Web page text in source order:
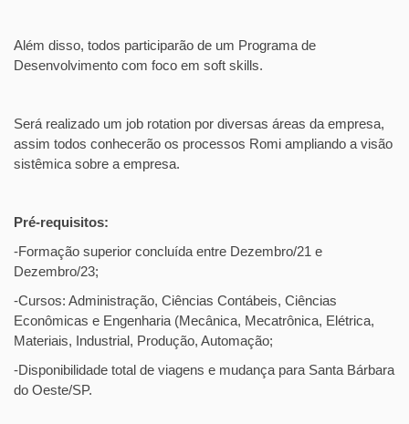
Além disso, todos participarão de um Programa de
Desenvolvimento com foco em soft skills.
Será realizado um job rotation por diversas áreas da empresa,
assim todos conhecerão os processos Romi ampliando a visão
sistêmica sobre a empresa.
Pré-requisitos:
-Formação superior concluída entre Dezembro/21 e
Dezembro/23;
-Cursos: Administração, Ciências Contábeis, Ciências
Econômicas e Engenharia (Mecânica, Mecatrônica, Elétrica,
Materiais, Industrial, Produção, Automação;
-Disponibilidade total de viagens e mudança para Santa Bárbara
do Oeste/SP.